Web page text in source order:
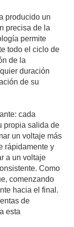
producido un
precisa de la
permite
todo el ciclo de
de la
duración
de su
cada
propia salida de
un voltaje más
rápidamente y
a un voltaje
Como
comenzando
hacia el final.
de
esta